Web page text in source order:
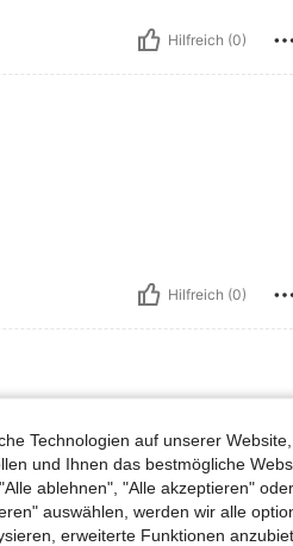
Hilfreich (0)
Hilfreich (0)
Technologien auf unserer
und Ihnen das bestmögliche
ablehnen", "Alle akzeptieren"
auswählen, werden wir alle
erweiterte Funktionen